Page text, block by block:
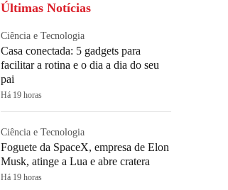
Últimas Notícias
Ciência e Tecnologia
Casa conectada: 5 gadgets para
facilitar a rotina e o dia a dia do seu
pai
Há 19 horas
Ciência e Tecnologia
Foguete da SpaceX, empresa de Elon
Musk, atinge a Lua e abre cratera
Há 19 horas